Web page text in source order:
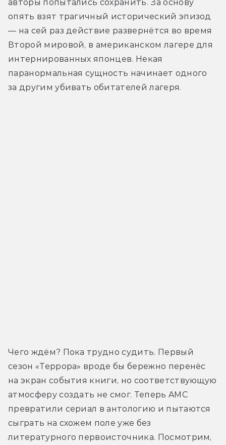
авторы попытались сохранить. За основу
опять взят трагичный исторический эпизод
— на сей раз действие развернётся во время
Второй мировой, в американском лагере для
интернированных японцев. Некая
паранормальная сущность начинает одного
за другим убивать обитателей лагеря.
Чего ждём? Пока трудно судить. Первый
сезон «Террора» вроде бы бережно перенёс
на экран события книги, но соответствующую
атмосферу создать не смог. Теперь AMC
превратили сериал в антологию и пытаются
сыграть на схожем поле уже без
литературного первоисточника. Посмотрим,